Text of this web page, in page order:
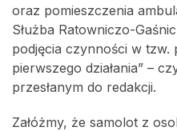
oraz pomieszczenia
Służba Ratowniczo-
podjęcia czynności w tzw.
pierwszego działania” –
przesłanym do redakcji.
Załóżmy, że samolot z